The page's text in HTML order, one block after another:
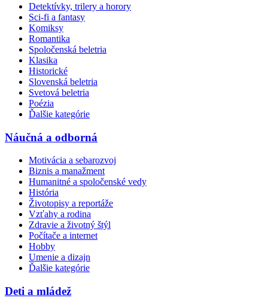
Detektívky, trilery a horory
Sci-fi a fantasy
Komiksy
Romantika
Spoločenská beletria
Klasika
Historické
Slovenská beletria
Svetová beletria
Poézia
Ďalšie kategórie
Náučná a odborná
Motivácia a sebarozvoj
Biznis a manažment
Humanitné a spoločenské vedy
História
Životopisy a reportáže
Vzťahy a rodina
Zdravie a životný štýl
Počítače a internet
Hobby
Umenie a dizajn
Ďalšie kategórie
Deti a mládež